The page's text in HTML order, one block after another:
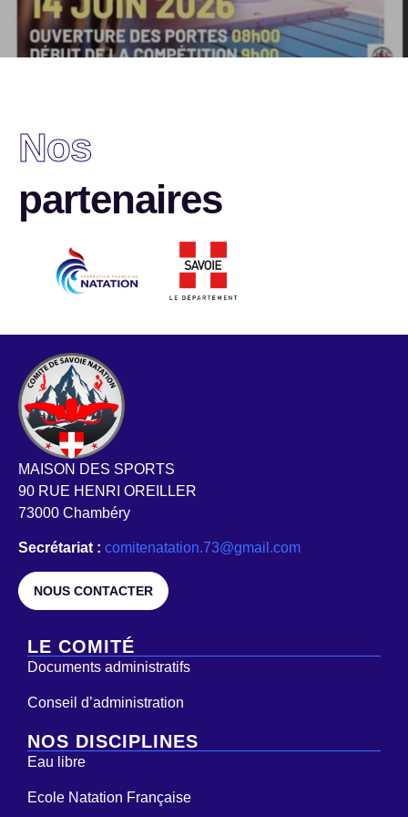
Nos
partenaires
MAISON DES SPORTS
90 RUE HENRI OREILLER
73000 Chambéry
Secrétariat : comitenatation.73@gmail.com
NOUS CONTACTER
LE COMITÉ
Documents administratifs
Conseil d’administration
NOS DISCIPLINES
Eau libre
Ecole Natation Française